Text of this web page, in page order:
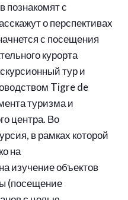
познакомят с
о перспективах
с посещения
курорта
тур и
Tigre de
туризма и
центра. Во
в рамках которой
на
изучение объектов
(посещение